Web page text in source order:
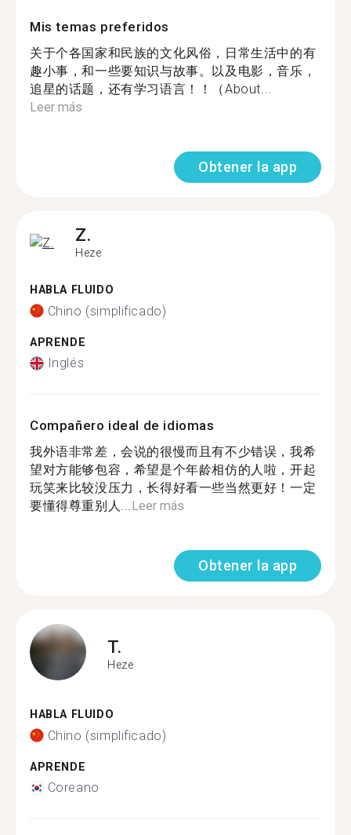
Mis temas preferidos
关于个各国家和民族的文化风俗，日常生活中的有
趣小事，和一些要知识与故事。以及电影，音乐，
追星的话题，还有学习语言！！（About...
Leer más
Obtener la app
Z.
Heze
HABLA FLUIDO
Chino (simplificado)
APRENDE
Inglés
Compañero ideal de idiomas
我外语非常差，会说的很慢而且有不少错误，我希
望对方能够包容，希望是个年龄相仿的人啦，开起
玩笑来比较没压力，长得好看一些当然更好！一定
要懂得尊重别人...Leer más
Obtener la app
T.
Heze
HABLA FLUIDO
Chino (simplificado)
APRENDE
Coreano